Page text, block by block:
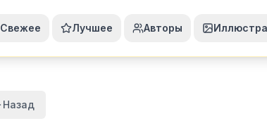
Свежее Лучшее Авторы
Назад